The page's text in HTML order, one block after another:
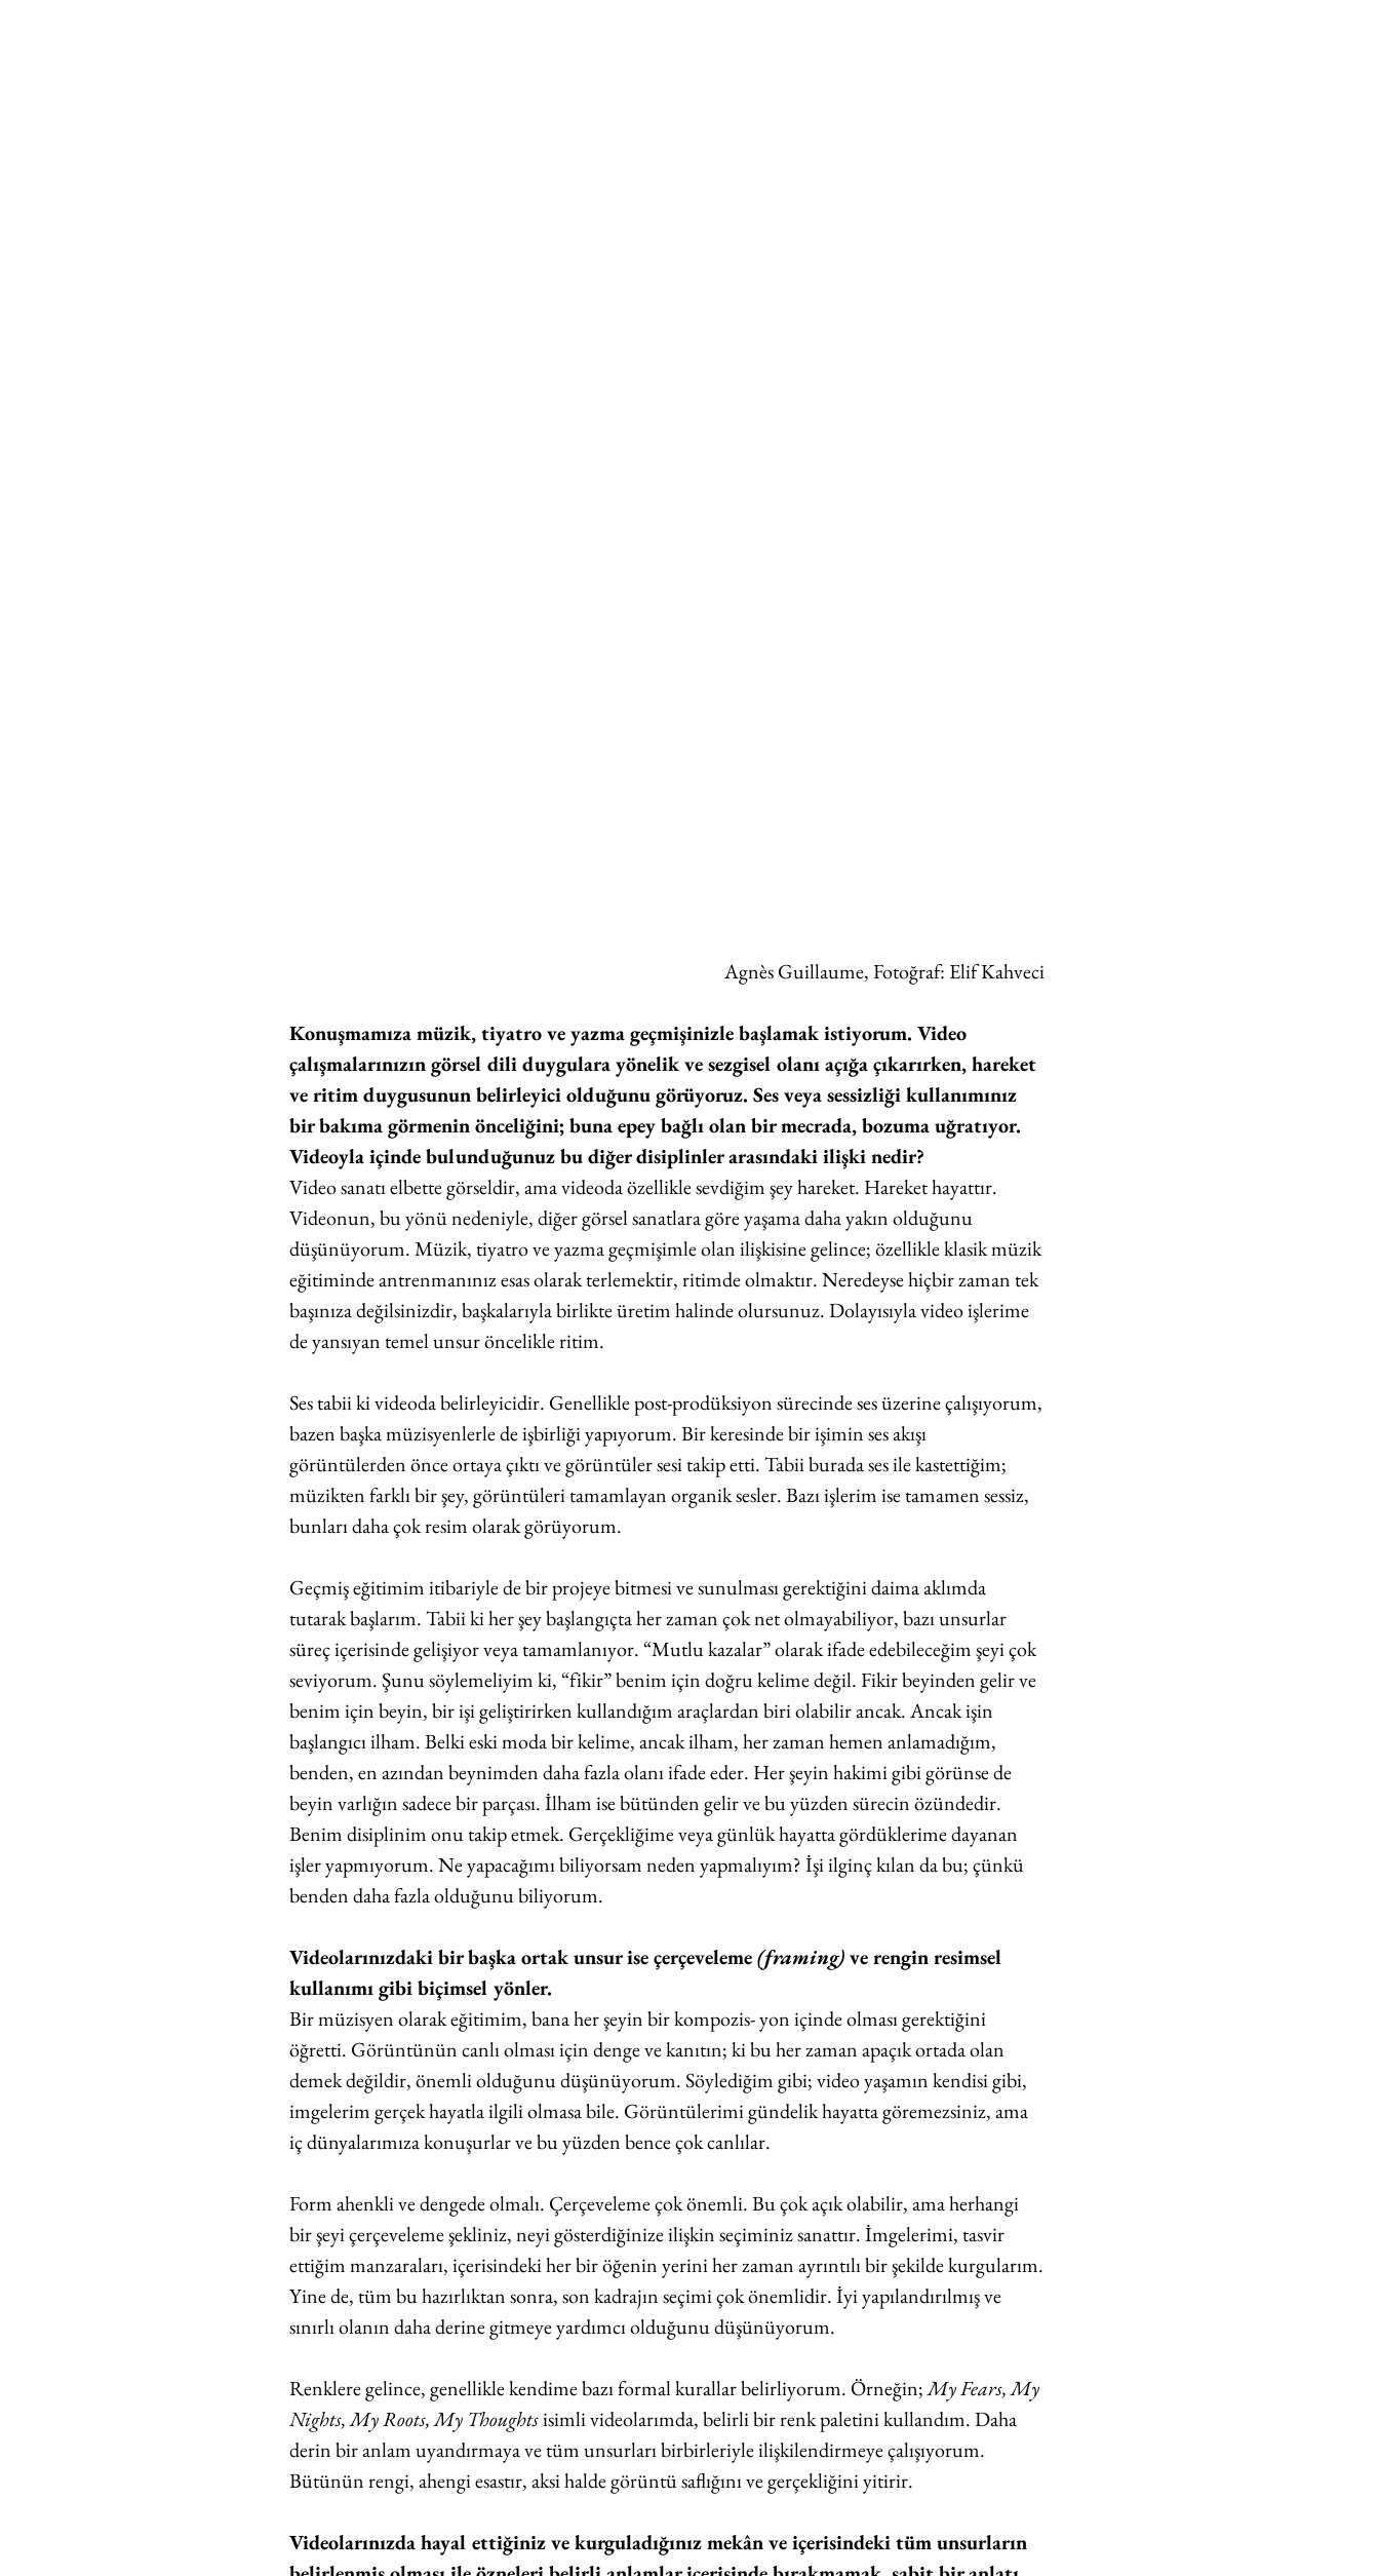
Agnès Guillaume, Fotoğraf: Elif Kahveci
Konuşmamıza müzik, tiyatro ve yazma geçmişinizle başlamak istiyorum. Video
çalışmalarınızın görsel dili duygulara yönelik ve sezgisel olanı açığa çıkarırken, hareket
ve ritim duygusunun belirleyici olduğunu görüyoruz. Ses veya sessizliği kullanımınız
bir bakıma görmenin önceliğini; buna epey bağlı olan bir mecrada, bozuma uğratıyor.
Videoyla içinde bulunduğunuz bu diğer disiplinler arasındaki ilişki nedir?
Video sanatı elbette görseldir, ama videoda özellikle sevdiğim şey hareket. Hareket hayattır.
Videonun, bu yönü nedeniyle, diğer görsel sanatlara göre yaşama daha yakın olduğunu
düşünüyorum. Müzik, tiyatro ve yazma geçmişimle olan ilişkisine gelince; özellikle klasik müzik
eğitiminde antrenmanınız esas olarak terlemektir, ritimde olmaktır. Neredeyse hiçbir zaman tek
başınıza değilsinizdir, başkalarıyla birlikte üretim halinde olursunuz. Dolayısıyla video işlerime
de yansıyan temel unsur öncelikle ritim.
Ses tabii ki videoda belirleyicidir. Genellikle post-prodüksiyon sürecinde ses üzerine çalışıyorum,
bazen başka müzisyenlerle de işbirliği yapıyorum. Bir keresinde bir işimin ses akışı
görüntülerden önce ortaya çıktı ve görüntüler sesi takip etti. Tabii burada ses ile kastettiğim;
müzikten farklı bir şey, görüntüleri tamamlayan organik sesler. Bazı işlerim ise tamamen sessiz,
bunları daha çok resim olarak görüyorum.
Geçmiş eğitimim itibariyle de bir projeye bitmesi ve sunulması gerektiğini daima aklımda
tutarak başlarım. Tabii ki her şey başlangıçta her zaman çok net olmayabiliyor, bazı unsurlar
süreç içerisinde gelişiyor veya tamamlanıyor. “Mutlu kazalar” olarak ifade edebileceğim şeyi çok
seviyorum. Şunu söylemeliyim ki, “fikir” benim için doğru kelime değil. Fikir beyinden gelir ve
benim için beyin, bir işi geliştirirken kullandığım araçlardan biri olabilir ancak. Ancak işin
başlangıcı ilham. Belki eski moda bir kelime, ancak ilham, her zaman hemen anlamadığım,
benden, en azından beynimden daha fazla olanı ifade eder. Her şeyin hakimi gibi görünse de
beyin varlığın sadece bir parçası. İlham ise bütünden gelir ve bu yüzden sürecin özündedir.
Benim disiplinim onu takip etmek. Gerçekliğime veya günlük hayatta gördüklerime dayanan
işler yapmıyorum. Ne yapacağımı biliyorsam neden yapmalıyım? İşi ilginç kılan da bu; çünkü
benden daha fazla olduğunu biliyorum.
Videolarınızdaki bir başka ortak unsur ise çerçeveleme (framing) ve rengin resimsel
kullanımı gibi biçimsel yönler.
Bir müzisyen olarak eğitimim, bana her şeyin bir kompozis- yon içinde olması gerektiğini
öğretti. Görüntünün canlı olması için denge ve kanıtın; ki bu her zaman apaçık ortada olan
demek değildir, önemli olduğunu düşünüyorum. Söylediğim gibi; video yaşamın kendisi gibi,
imgelerim gerçek hayatla ilgili olmasa bile. Görüntülerimi gündelik hayatta göremezsiniz, ama
iç dünyalarımıza konuşurlar ve bu yüzden bence çok canlılar.
Form ahenkli ve dengede olmalı. Çerçeveleme çok önemli. Bu çok açık olabilir, ama herhangi
bir şeyi çerçeveleme şekliniz, neyi gösterdiğinize ilişkin seçiminiz sanattır. İmgelerimi, tasvir
ettiğim manzaraları, içerisindeki her bir öğenin yerini her zaman ayrıntılı bir şekilde kurgularım.
Yine de, tüm bu hazırlıktan sonra, son kadrajın seçimi çok önemlidir. İyi yapılandırılmış ve
sınırlı olanın daha derine gitmeye yardımcı olduğunu düşünüyorum.
Renklere gelince, genellikle kendime bazı formal kurallar belirliyorum. Örneğin; My Fears, My
Nights, My Roots, My Thoughts isimli videolarımda, belirli bir renk paletini kullandım. Daha
derin bir anlam uyandırmaya ve tüm unsurları birbirleriyle ilişkilendirmeye çalışıyorum.
Bütünün rengi, ahengi esastır, aksi halde görüntü saflığını ve gerçekliğini yitirir.
Videolarınızda hayal ettiğiniz ve kurguladığınız mekân ve içerisindeki tüm unsurların